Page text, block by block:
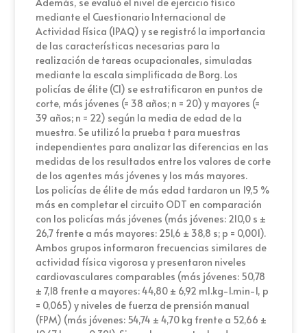
mediante el Cuestionario Internacional de
Actividad Física (IPAQ) y se registró la importancia
de las características necesarias para la
realización de tareas ocupacionales, simuladas
mediante la escala simplificada de Borg. Los
policías de élite (CI) se estratificaron en puntos de
corte, más jóvenes (= 38 años; n = 20) y mayores (=
39 años; n = 22) según la media de edad de la
muestra. Se utilizó la prueba t para muestras
independientes para analizar las diferencias en las
medidas de los resultados entre los valores de corte
de los agentes más jóvenes y los más mayores.
Los policías de élite de más edad tardaron un 19,5 %
más en completar el circuito ODT en comparación
con los policías más jóvenes (más jóvenes: 210,0 s ±
26,7 frente a más mayores: 251,6 ± 38,8 s; p = 0,001).
Ambos grupos informaron frecuencias similares de
actividad física vigorosa y presentaron niveles
cardiovasculares comparables (más jóvenes: 50,78
± 7,18 frente a mayores: 44,80 ± 6,92 ml.kg-1.min-1, p
= 0,065) y niveles de fuerza de prensión manual
(FPM) (más jóvenes: 54,74 ± 4,70 kg frente a 52,66 ±